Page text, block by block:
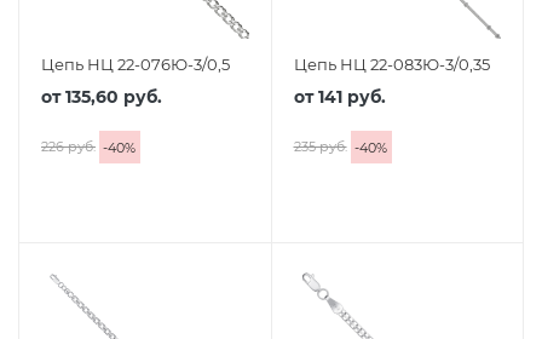
Цепь НЦ 22-076Ю-3/0,5
от135,60 руб.
226 руб. -40%
Цепь НЦ 22-083Ю-3/0,35
от141 руб.
235 руб. -40%